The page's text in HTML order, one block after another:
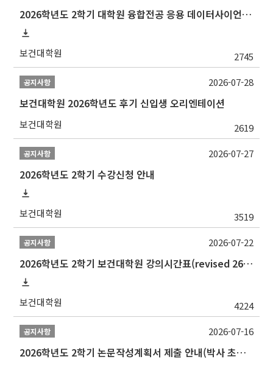
2026학년도 2학기 대학원 융합전공 응용 데이터사이언스 선발 계획 알림
보건대학원 2745
공지사항
보건대학원 2026학년도 후기 신입생 오리엔테이션
보건대학원 2619
2026-07-28
공지사항
2026학년도 2학기 수강신청 안내
보건대학원 3519
2026-07-27
공지사항
2026학년도 2학기 보건대학원 강의시간표(revised 260803)(2026 2nd SEMESTER SNU GSPH TIMETABLE)
보건대학원 4224
2026-07-22
공지사항
2026학년도 2학기 논문작성계획서 제출 안내(박사 초심 일정 포함)_Thesis Proposal
2026-07-16